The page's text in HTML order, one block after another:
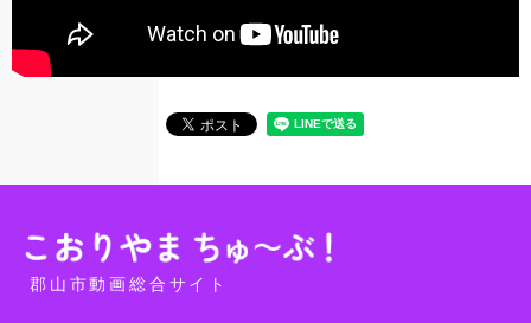
郡山市動画総合サイト